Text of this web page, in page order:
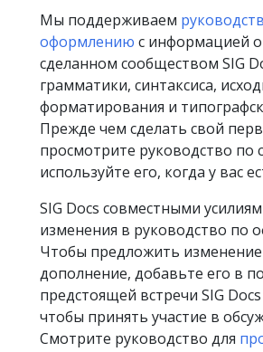
Мы поддерживаем
оформлению с информацией
сделанном сообществом SIG
грамматики, синтаксиса,
форматирования и
Прежде чем сделать свой
просмотрите руководство по
используйте его, когда у вас
SIG Docs совместными
изменения в руководство по
Чтобы предложить
дополнение, добавьте его в
предстоящей встречи SIG
чтобы принять участие в
Смотрите руководство для